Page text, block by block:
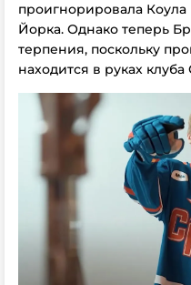
проигнорировала
Йорка. Однако теперь
терпения, поскольку
находится в руках